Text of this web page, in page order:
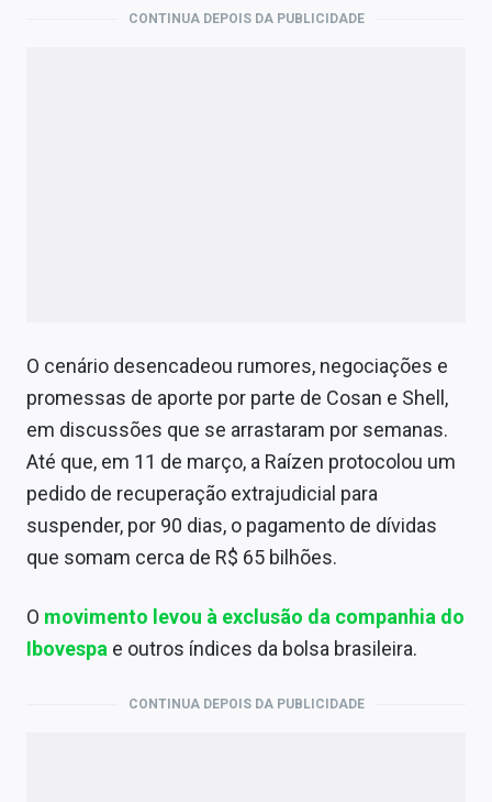
CONTINUA DEPOIS DA PUBLICIDADE
O cenário desencadeou rumores, negociações e
promessas de aporte por parte de Cosan e Shell,
em discussões que se arrastaram por semanas.
Até que, em 11 de março, a Raízen protocolou um
pedido de recuperação extrajudicial para
suspender, por 90 dias, o pagamento de dívidas
que somam cerca de R$ 65 bilhões.
O movimento levou à exclusão da companhia do
Ibovespa e outros índices da bolsa brasileira.
CONTINUA DEPOIS DA PUBLICIDADE